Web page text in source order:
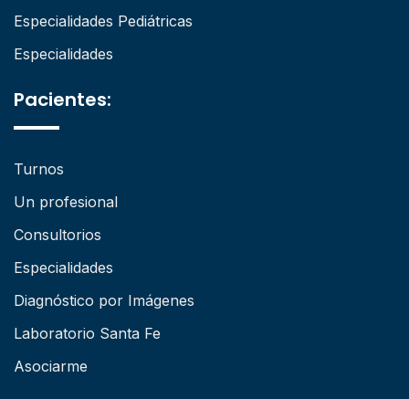
Especialidades Pediátricas
Especialidades
Pacientes:
Turnos
Un profesional
Consultorios
Especialidades
Diagnóstico por Imágenes
Laboratorio Santa Fe
Asociarme